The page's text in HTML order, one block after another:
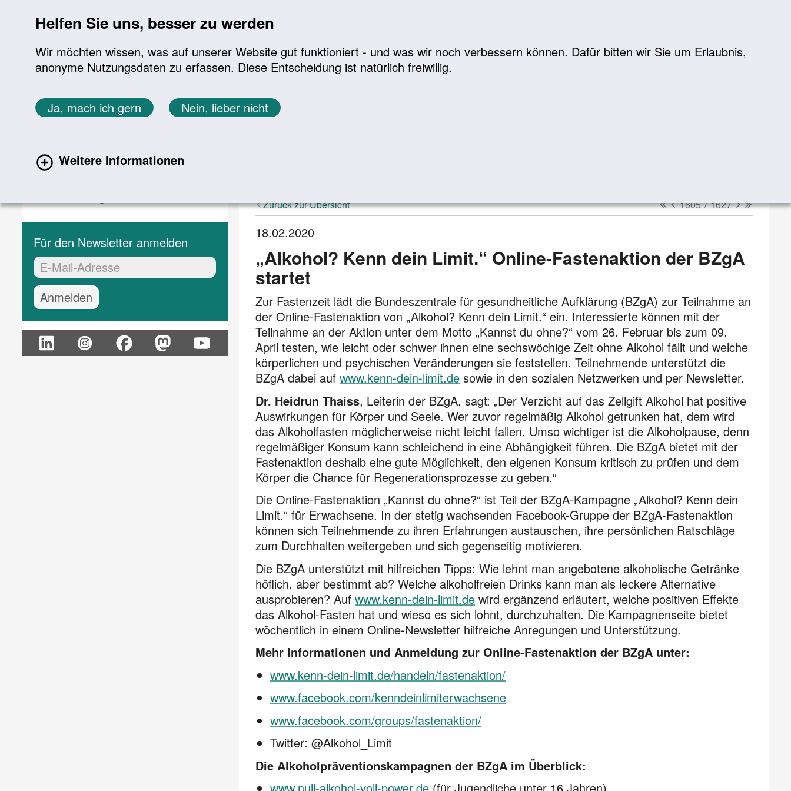
Helfen Sie uns, besser zu werden
Wir möchten wissen, was auf unserer Website gut funktioniert - und was wir noch verbessern können. Dafür bitten wir Sie um Erlaubnis,
anonyme Nutzungsdaten zu erfassen. Diese Entscheidung ist natürlich freiwillig.
Ja, mach ich gern Nein, lieber nicht
Weitere Informationen
Sie befinden sich hier:
Startseite Aktuelles Aktuelle Meldungen
Aktuelle Meldungen
Für den Newsletter anmelden
EMail-Adresse:*
Zurück zur Übersicht erster
vorheriger
1605/1627nächster
letzter
18.02.2020
„Alkohol? Kenn dein Limit.“ Online-Fastenaktion der BZgA
startet
Zur Fastenzeit lädt die Bundeszentrale für gesundheitliche Aufklärung (BZgA) zur Teilnahme an
der Online-Fastenaktion von „Alkohol? Kenn dein Limit.“ ein. Interessierte können mit der
Teilnahme an der Aktion unter dem Motto „Kannst du ohne?“ vom 26. Februar bis zum 09.
April testen, wie leicht oder schwer ihnen eine sechswöchige Zeit ohne Alkohol fällt und welche
körperlichen und psychischen Veränderungen sie feststellen. Teilnehmende unterstützt die
BZgA dabei auf www.kenn-dein-limit.de sowie in den sozialen Netzwerken und per Newsletter.
Dr. Heidrun Thaiss, Leiterin der BZgA, sagt: „Der Verzicht auf das Zellgift Alkohol hat positive
Auswir­kun­gen für Körper und Seele. Wer zuvor regelmäßig Alkohol getrunken hat, dem wird
das Alkoholfasten mög­licherweise nicht leicht fallen. Umso wichtiger ist die Alkoholpause, denn
regelmäßiger Konsum kann schleichend in eine Abhängigkeit führen. Die BZgA bietet mit der
Fastenaktion deshalb eine gute Möglich­keit, den eigenen Konsum kritisch zu prüfen und dem
Körper die Chance für Regenerations­prozesse zu geben.“
Die Online-Fastenaktion „Kannst du ohne?“ ist Teil der BZgA-Kampagne „Alkohol? Kenn dein
Limit.“ für Erwachsene. In der stetig wachsenden Facebook-Gruppe der BZgA-Fastenaktion
können sich Teilneh­men­de zu ihren Erfahrungen austauschen, ihre persönlichen Ratschläge
zum Durchhalten weitergeben und sich gegenseitig motivieren.
Die BZgA unterstützt mit hilfreichen Tipps: Wie lehnt man angebotene alkoholische Getränke
höflich, aber bestimmt ab? Welche alkoholfreien Drinks kann man als leckere Alternative
ausprobieren? Auf www.kenn-dein-limit.de wird ergänzend erläutert, welche positiven Effekte
das Alkohol-Fasten hat und wieso es sich lohnt, durchzuhalten. Die Kampagnenseite bietet
wöchentlich in einem Online-Newsletter hilfreiche Anre­gungen und Unterstützung.
Mehr Informationen und Anmeldung zur Online-Fastenaktion der BZgA unter:
www.kenn-dein-limit.de/handeln/fastenaktion/
www.facebook.com/kenndeinlimiterwachsene
www.facebook.com/groups/fastenaktion/
Twitter: @Alkohol_Limit
Die Alkoholpräventionskampagnen der BZgA im Überblick: